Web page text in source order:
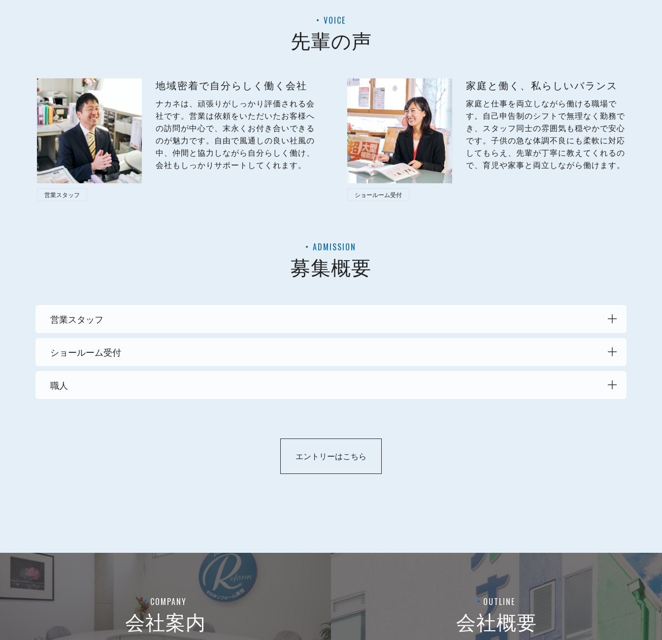
VOICE
先輩の声
営業スタッフ
地域密着で自分らしく働く会社
ナカネは、頑張りがしっかり評価される会
社です。営業は依頼をいただいたお客様へ
の訪問が中心で、末永くお付き合いできる
のが魅力です。自由で風通しの良い社風の
中、仲間と協力しながら自分らしく働け、
会社もしっかりサポートしてくれます。
ショールーム受付
家庭と働く、私らしいバランス
家庭と仕事を両立しながら働ける職場で
す。自己申告制のシフトで無理なく勤務で
き、スタッフ同士の雰囲気も穏やかで安心
です。子供の急な体調不良にも柔軟に対応
してもらえ、先輩が丁寧に教えてくれるの
で、育児や家事と両立しながら働けます。
ADMISSION
募集概要
営業スタッフ
ショールーム受付
職人
エントリーはこちら
COMPANY
会社案内
OUTLINE
会社概要